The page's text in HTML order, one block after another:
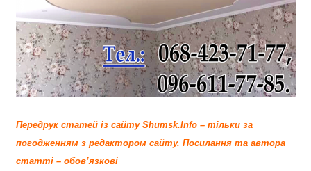
Передрук статей із сайту Shumsk.Info – тільки за
погодженням з редактором сайту. Посилання та автора
статті – обов’язкові